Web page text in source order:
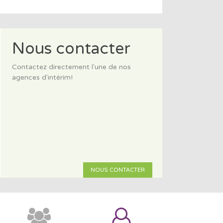
Nous contacter
Contactez directement l'une de nos
agences d'intérim!
NOUS CONTACTER